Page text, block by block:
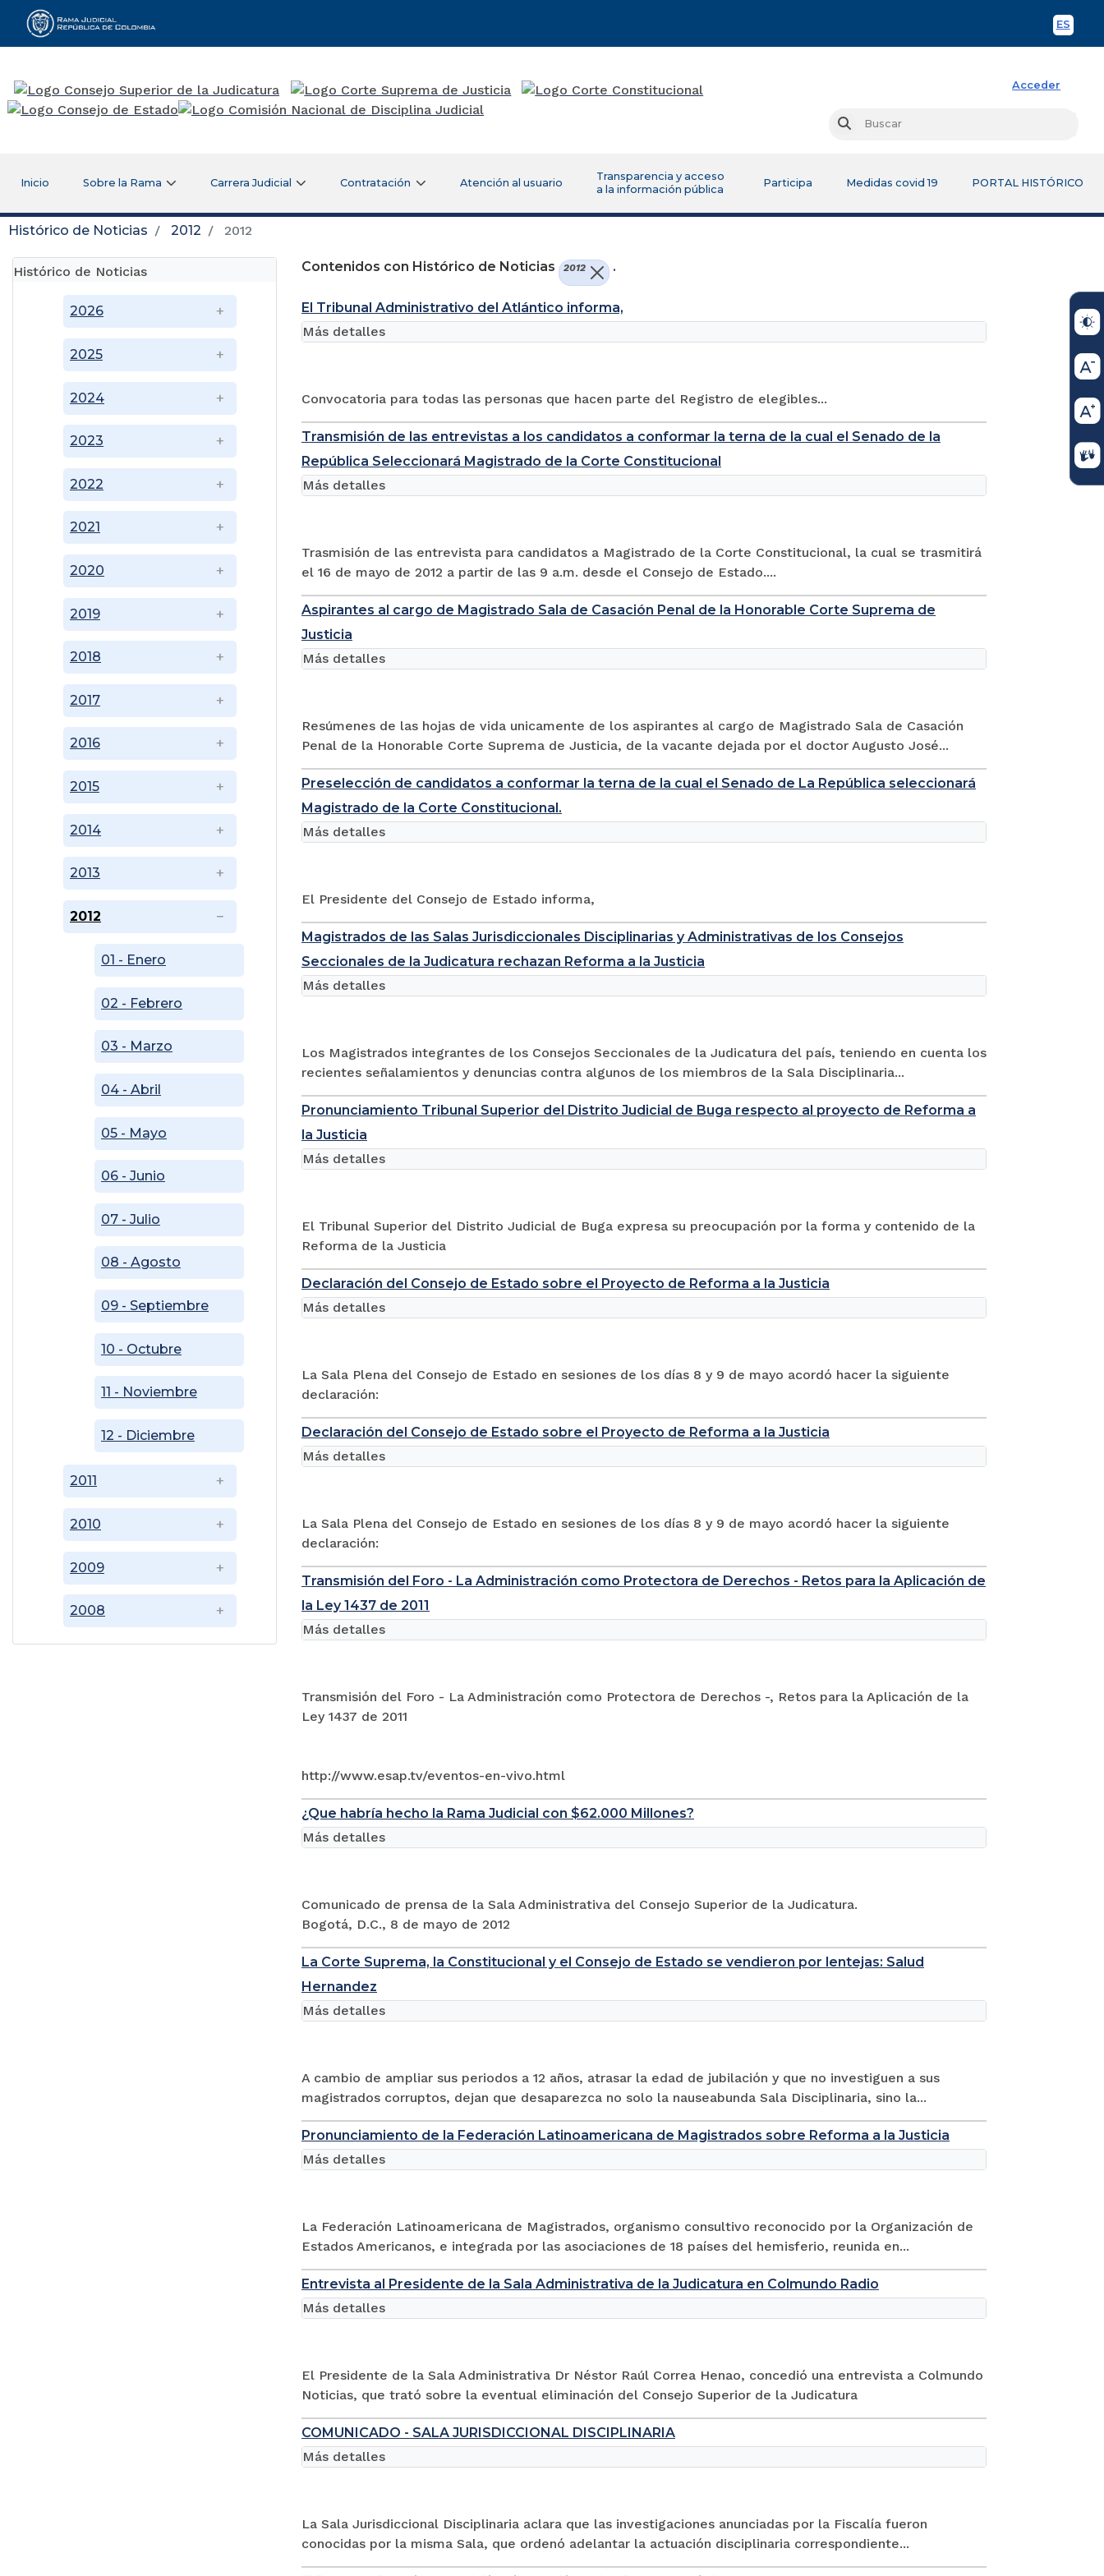
ES
Rama Judicial
Acceder
Buscar
Inicio Sobre la Rama Carrera Judicial Contratación Atención al usuario
Transparencia y acceso
a la información pública
Participa Medidas covid 19 PORTAL HISTÓRICO
Histórico de Noticias 2012 2012
Histórico de Noticias
2008
2009
2010
2011
2012
01 - Enero
02 - Febrero
03 - Marzo
04 - Abril
05 - Mayo
06 - Junio
07 - Julio
08 - Agosto
09 - Septiembre
10 - Octubre
11 - Noviembre
12 - Diciembre
2013
2014
2015
2016
2017
2018
2019
2020
2021
2022
2023
2024
2025
2026
Contenidos con Histórico de Noticias 2012 .
El Tribunal Administrativo del Atlántico informa,
Convocatoria para todas las personas que hacen parte del Registro de elegibles...
Más detalles
Transmisión de las entrevistas a los candidatos a conformar la terna de la cual el Senado de la
República Seleccionará Magistrado de la Corte Constitucional
Trasmisión de las entrevista para candidatos a Magistrado de la Corte Constitucional, la cual se trasmitirá
el 16 de mayo de 2012 a partir de las 9 a.m. desde el Consejo de Estado....
Más detalles
Aspirantes al cargo de Magistrado Sala de Casación Penal de la Honorable Corte Suprema de
Justicia
Resúmenes de las hojas de vida unicamente de los aspirantes al cargo de Magistrado Sala de Casación
Penal de la Honorable Corte Suprema de Justicia, de la vacante dejada por el doctor Augusto José...
Más detalles
Preselección de candidatos a conformar la terna de la cual el Senado de La República seleccionará
Magistrado de la Corte Constitucional.
El Presidente del Consejo de Estado informa,
Más detalles
Magistrados de las Salas Jurisdiccionales Disciplinarias y Administrativas de los Consejos
Seccionales de la Judicatura rechazan Reforma a la Justicia
Los Magistrados integrantes de los Consejos Seccionales de la Judicatura del país, teniendo en cuenta los
recientes señalamientos y denuncias contra algunos de los miembros de la Sala Disciplinaria...
Más detalles
Pronunciamiento Tribunal Superior del Distrito Judicial de Buga respecto al proyecto de Reforma a
la Justicia
El Tribunal Superior del Distrito Judicial de Buga expresa su preocupación por la forma y contenido de la
Reforma de la Justicia
Más detalles
Declaración del Consejo de Estado sobre el Proyecto de Reforma a la Justicia
La Sala Plena del Consejo de Estado en sesiones de los días 8 y 9 de mayo acordó hacer la siguiente
declaración:
Más detalles
Declaración del Consejo de Estado sobre el Proyecto de Reforma a la Justicia
La Sala Plena del Consejo de Estado en sesiones de los días 8 y 9 de mayo acordó hacer la siguiente
declaración:
Más detalles
Transmisión del Foro - La Administración como Protectora de Derechos - Retos para la Aplicación de
la Ley 1437 de 2011
Transmisión del Foro - La Administración como Protectora de Derechos -, Retos para la Aplicación de la
Ley 1437 de 2011
http://www.esap.tv/eventos-en-vivo.html
Más detalles
¿Que habría hecho la Rama Judicial con $62.000 Millones?
Comunicado de prensa de la Sala Administrativa del Consejo Superior de la Judicatura.
Bogotá, D.C., 8 de mayo de 2012
Más detalles
La Corte Suprema, la Constitucional y el Consejo de Estado se vendieron por lentejas: Salud
Hernandez
A cambio de ampliar sus periodos a 12 años, atrasar la edad de jubilación y que no investiguen a sus
magistrados corruptos, dejan que desaparezca no solo la nauseabunda Sala Disciplinaria, sino la...
Más detalles
Pronunciamiento de la Federación Latinoamericana de Magistrados sobre Reforma a la Justicia
La Federación Latinoamericana de Magistrados, organismo consultivo reconocido por la Organización de
Estados Americanos, e integrada por las asociaciones de 18 países del hemisferio, reunida en...
Más detalles
Entrevista al Presidente de la Sala Administrativa de la Judicatura en Colmundo Radio
El Presidente de la Sala Administrativa Dr Néstor Raúl Correa Henao, concedió una entrevista a Colmundo
Noticias, que trató sobre la eventual eliminación del Consejo Superior de la Judicatura
Más detalles
COMUNICADO - SALA JURISDICCIONAL DISCIPLINARIA
La Sala Jurisdiccional Disciplinaria aclara que las investigaciones anunciadas por la Fiscalía fueron
conocidas por la misma Sala, que ordenó adelantar la actuación disciplinaria correspondiente...
Más detalles